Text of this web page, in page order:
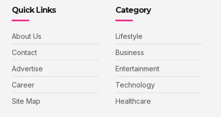
Quick Links
About Us
Contact
Advertise
Career
Site Map
Category
Lifestyle
Business
Entertainment
Technology
Healthcare